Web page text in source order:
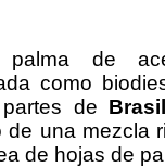
de
como
de
una mezcla
de hojas de